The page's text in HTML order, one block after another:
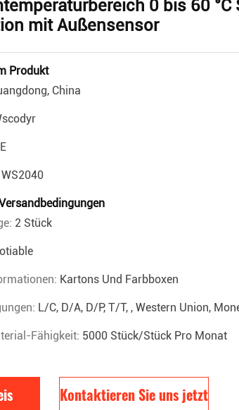
0 bis 60 °C
mit Außensensor
Produkt
China
WS2040
2 Stück
Kartons Und Farbboxen
L/C, D/A, D/P, T/T, , Western Union,
Fähigkeit: 5000 Stück/Stück Pro Monat
Kontaktieren Sie uns jetzt